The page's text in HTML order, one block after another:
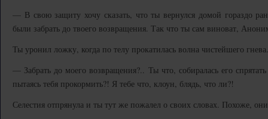
— В свою защиту хочу сказать, что ты вернулся домой гораздо
были забрать до твоего возвращения. Так что ты сам виноват,
Ты уронил ложку, когда по телу прокатилась волна чистейшего гнева.
— Забрать до моего возвращения?.. Ты что, собиралась его
пытаясь тебя прокормить?! Я тебе что, клоун, блядь, что ли?!
Селестия отпрянула и ты тут же пожалел о своих словах. Похоже,